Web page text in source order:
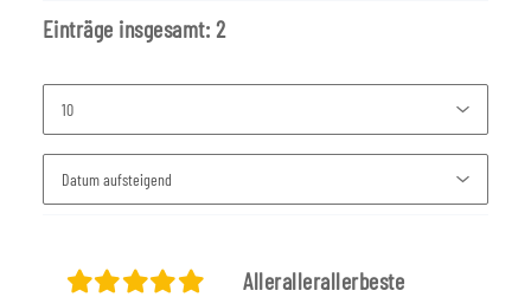
Einträge insgesamt: 2
Allerallerallerbeste